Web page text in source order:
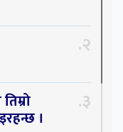
२
।
३